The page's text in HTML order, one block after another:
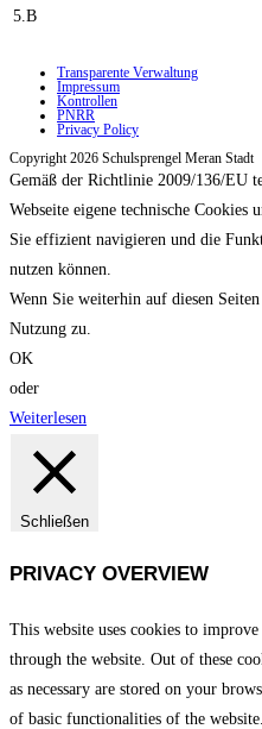
5.B
Transparente Verwaltung
Impressum
Kontrollen
PNRR
Privacy Policy
Copyright 2026 Schulsprengel Meran Stadt
Gemäß der Richtlinie 2009/136/EU
Webseite eigene technische
Sie effizient navigieren und die
nutzen können.
Wenn Sie weiterhin auf diesen
Nutzung zu.
OK
oder
Weiterlesen
Schließen
PRIVACY OVERVIEW
This website uses cookies to
through the website. Out of these
as necessary are stored on your
of basic functionalities of the